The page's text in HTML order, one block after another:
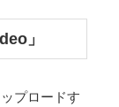
」
プロードす